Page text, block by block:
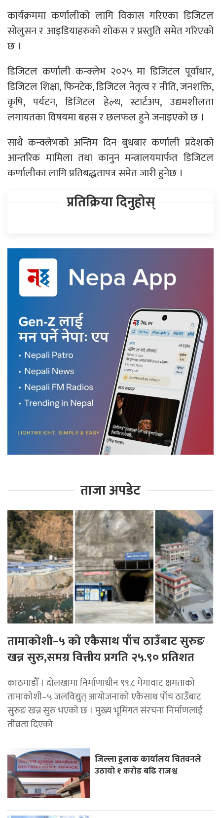
कार्यक्रममा कर्णालीको लागि विकास गरिएका डिजिटल
सोलुसन र आइडियाहरुको शोकस र प्रस्तुति समेत गरिएको
छ ।
डिजिटल कर्णाली कन्क्लेभ २०२५ मा डिजिटल पूर्वाधार,
डिजिटल शिक्षा, फिनटेक, डिजिटल नेतृत्व र नीति, जनशक्ति,
कृषि, पर्यटन, डिजिटल हेल्थ, स्टार्टअप, उद्यमशीलता
लगायतका विषयमा बहस र छलफल हुने जनाइएकाे छ ।
साथै कन्क्लेभको अन्तिम दिन बुधबार कर्णाली प्रदेशको
आन्तरिक मामिला तथा कानुन मन्त्रालयमार्फत डिजिटल
कर्णालीका लागि प्रतिबद्धतापत्र समेत जारी हुनेछ ।
प्रतिक्रिया दिनुहोस्
ताजा अपडेट
तामाकोशी–५ को एकैसाथ पाँच ठाउँबाट सुरुङ
खन्न सुरु,समग्र वित्तीय प्रगति २५.९० प्रतिशत
काठमाडौँ । दोलखामा निर्माणाधीन ९९.८ मेगावाट क्षमताको
तामाकोशी–५ जलविद्युत् आयोजनाको एकैसाथ पाँच ठाउँबाट
सुरुङ खन्न सुरु भएको छ । मुख्य भूमिगत संरचना निर्माणलाई
तीव्रता दिएको
जिल्ला हुलाक कार्यालय चितवनले
उठायो १ करोड बढि राजश्व